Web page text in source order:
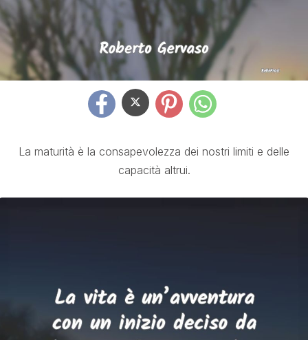
La maturità è la consapevolezza dei nostri limiti e delle
capacità altrui.